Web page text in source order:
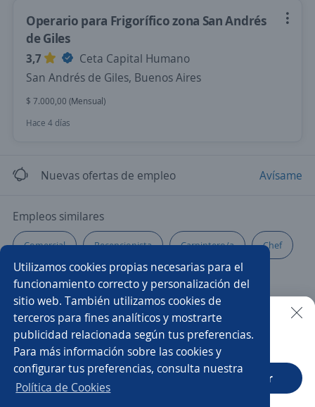
Utilizamos cookies propias necesarias para el
funcionamiento correcto y personalización del
sitio web. También utilizamos cookies de
terceros para fines analíticos y mostrarte
publicidad relacionada según tus preferencias.
Para más información sobre las cookies y
configurar tus preferencias, consulta nuestra
Política de Cookies
Operario para Frigorífico zona San Andrés
de Giles
3,7
Ceta Capital Humano
San Andrés de Giles, Buenos Aires
$ 7.000,00 (Mensual)
Hace 4 días
Nuevas ofertas de empleo Avísame
Empleos similares
Comercial Recepcionista Carpintero/a Chef
Supervisor/a de producción Cajero/a vendedor
Mantenimientos Operario/a Operador/a logístico
Enfermero/a Asesor/a de ventas
Vendedor preventista
Buscar es más fácil en la app
CT App Abrir